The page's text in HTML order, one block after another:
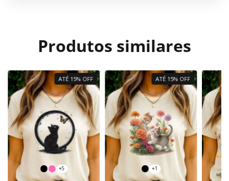
Produtos similares
ATÉ 15% OFF
+5
ATÉ 15% OFF
+1